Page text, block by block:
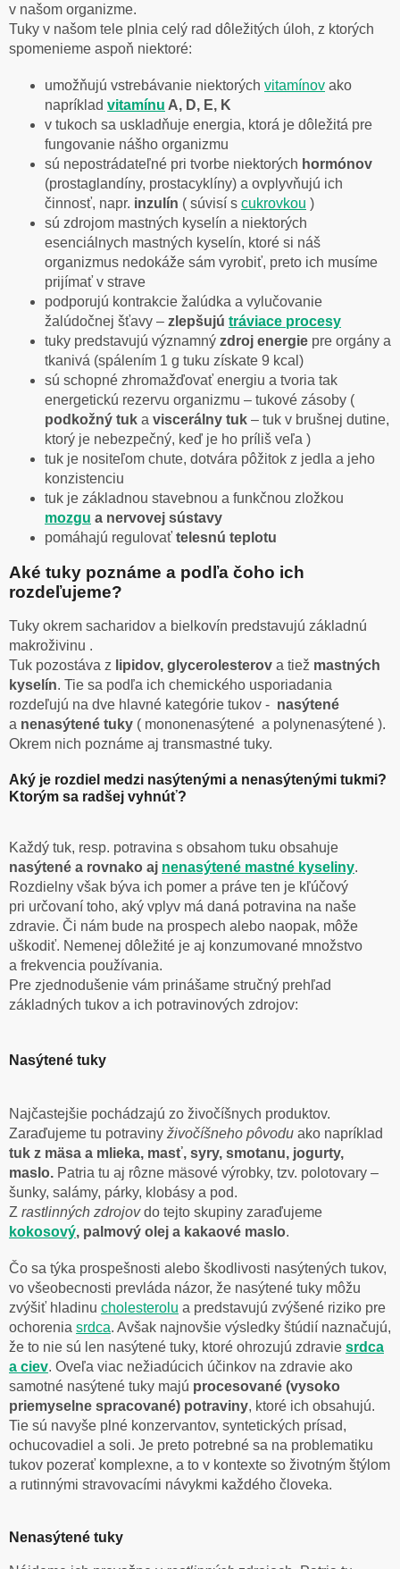
v našom organizme.
Tuky v našom tele plnia celý rad dôležitých úloh, z ktorých
spomenieme aspoň niektoré:
umožňujú vstrebávanie niektorých vitamínov ako
napríklad vitamínu A, D, E, K
v tukoch sa uskladňuje energia, ktorá je dôležitá pre
fungovanie nášho organizmu
sú nepostrádateľné pri tvorbe niektorých hormónov
(prostaglandíny, prostacyklíny) a ovplyvňujú ich
činnosť, napr. inzulín ( súvisí s cukrovkou )
sú zdrojom mastných kyselín a niektorých
esenciálnych mastných kyselín, ktoré si náš
organizmus nedokáže sám vyrobiť, preto ich musíme
prijímať v strave
podporujú kontrakcie žalúdka a vylučovanie
žalúdočnej šťavy – zlepšujú tráviace procesy
tuky predstavujú významný zdroj energie pre orgány a
tkanivá (spálením 1 g tuku získate 9 kcal)
sú schopné zhromažďovať energiu a tvoria tak
energetickú rezervu organizmu – tukové zásoby (
podkožný tuk a viscerálny tuk – tuk v brušnej dutine,
ktorý je nebezpečný, keď je ho príliš veľa )
tuk je nositeľom chute, dotvára pôžitok z jedla a jeho
konzistenciu
tuk je základnou stavebnou a funkčnou zložkou
mozgu a nervovej sústavy
pomáhajú regulovať telesnú teplotu
Aké tuky poznáme a podľa čoho ich
rozdeľujeme?
Tuky okrem sacharidov a bielkovín predstavujú základnú
makroživinu .
Tuk pozostáva z lipidov, glycerolesterov a tiež mastných
kyselín. Tie sa podľa ich chemického usporiadania
rozdeľujú na dve hlavné kategórie tukov - nasýtené
a nenasýtené tuky ( mononenasýtené a polynenasýtené ).
Okrem nich poznáme aj transmastné tuky.
Aký je rozdiel medzi nasýtenými a nenasýtenými tukmi?
Ktorým sa radšej vyhnúť?
Každý tuk, resp. potravina s obsahom tuku obsahuje
nasýtené a rovnako aj nenasýtené mastné kyseliny.
Rozdielny však býva ich pomer a práve ten je kľúčový
pri určovaní toho, aký vplyv má daná potravina na naše
zdravie. Či nám bude na prospech alebo naopak, môže
uškodiť. Nemenej dôležité je aj konzumované množstvo
a frekvencia používania.
Pre zjednodušenie vám prinášame stručný prehľad
základných tukov a ich potravinových zdrojov:
Nasýtené tuky
Najčastejšie pochádzajú zo živočíšnych produktov.
Zaraďujeme tu potraviny živočíšneho pôvodu ako napríklad
tuk z mäsa a mlieka, masť, syry, smotanu, jogurty,
maslo. Patria tu aj rôzne mäsové výrobky, tzv. polotovary –
šunky, salámy, párky, klobásy a pod.
Z rastlinných zdrojovdo tejto skupiny zaraďujeme
kokosový, palmový olej a kakaové maslo.
Čo sa týka prospešnosti alebo škodlivosti nasýtených tukov,
vo všeobecnosti prevláda názor, že nasýtené tuky môžu
zvýšiť hladinu cholesterolu a predstavujú zvýšené riziko pre
ochorenia srdca. Avšak najnovšie výsledky štúdií naznačujú,
že to nie sú len nasýtené tuky, ktoré ohrozujú zdravie srdca
a ciev. Oveľa viac nežiadúcich účinkov na zdravie ako
samotné nasýtené tuky majú procesované (vysoko
priemyselne spracované) potraviny, ktoré ich obsahujú.
Tie sú navyše plné konzervantov, syntetických prísad,
ochucovadiel a soli. Je preto potrebné sa na problematiku
tukov pozerať komplexne, a to v kontexte so životným štýlom
a rutinnými stravovacími návykmi každého človeka.
Nenasýtené tuky